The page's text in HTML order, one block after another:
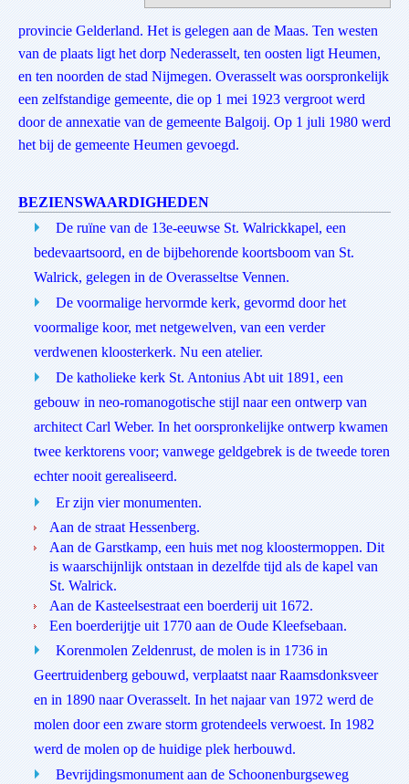
provincie Gelderland. Het is gelegen aan de Maas. Ten westen
van de plaats ligt het dorp Nederasselt, ten oosten ligt Heumen,
en ten noorden de stad Nijmegen. Overasselt was oorspronkelijk
een zelfstandige gemeente, die op 1 mei 1923 vergroot werd
door de annexatie van de gemeente Balgoij. Op 1 juli 1980 werd
het bij de gemeente Heumen gevoegd.
BEZIENSWAARDIGHEDEN
De ruïne van de 13e-eeuwse St. Walrickkapel, een
bedevaartsoord, en de bijbehorende koortsboom van St.
Walrick, gelegen in de Overasseltse Vennen.
De voormalige hervormde kerk, gevormd door het
voormalige koor, met netgewelven, van een verder
verdwenen kloosterkerk. Nu een atelier.
De katholieke kerk St. Antonius Abt uit 1891, een
gebouw in neo-romanogotische stijl naar een ontwerp van
architect Carl Weber. In het oorspronkelijke ontwerp kwamen
twee kerktorens voor; vanwege geldgebrek is de tweede toren
echter nooit gerealiseerd.
Er zijn vier monumenten.
Aan de straat Hessenberg.
Aan de Garstkamp, een huis met nog kloostermoppen. Dit
is waarschijnlijk ontstaan in dezelfde tijd als de kapel van
St. Walrick.
Aan de Kasteelsestraat een boerderij uit 1672.
Een boerderijtje uit 1770 aan de Oude Kleefsebaan.
Korenmolen Zeldenrust, de molen is in 1736 in
Geertruidenberg gebouwd, verplaatst naar Raamsdonksveer
en in 1890 naar Overasselt. In het najaar van 1972 werd de
molen door een zware storm grotendeels verwoest. In 1982
werd de molen op de huidige plek herbouwd.
Bevrijdingsmonument aan de Schoonenburgseweg